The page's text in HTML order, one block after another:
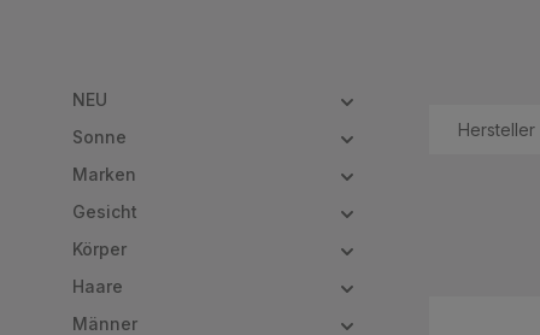
NEU
Sonne
Marken
Gesicht
Körper
Haare
Männer
Hersteller